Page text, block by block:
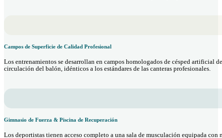
Campos de Superficie de Calidad Profesional
Los entrenamientos se desarrollan en campos homologados de césped
circulación del balón, idénticos a los estándares de las canteras profesionales.
Gimnasio de Fuerza & Piscina de Recuperación
Los deportistas tienen acceso completo a una sala de musculación equipada